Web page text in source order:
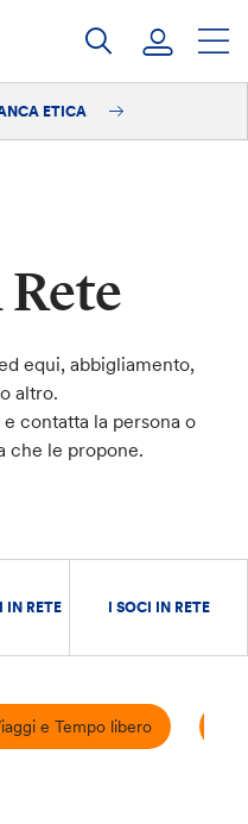
ETICA
equi, abbigliamento,
altro.
contatta la persona o
che le propone.
IN RETE I SOCI IN RETE
e Tempo libero